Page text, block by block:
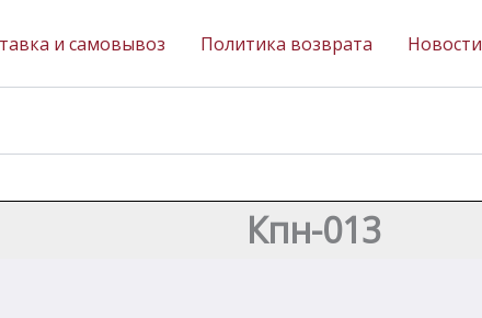
и самовывоз Политика возврата Новости
Кпн-013